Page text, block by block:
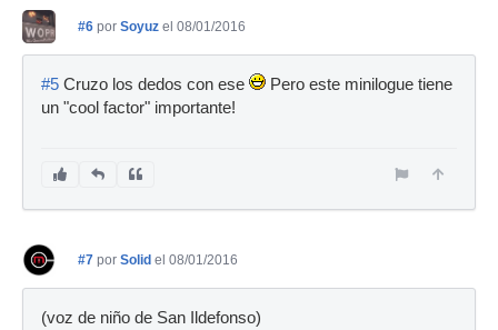
#6 por Soyuz el 08/01/2016
#5 Cruzo los dedos con ese
Pero este minilogue tiene
un "cool factor" importante!
#7 por Solid el 08/01/2016
(voz de niño de San Ildefonso)